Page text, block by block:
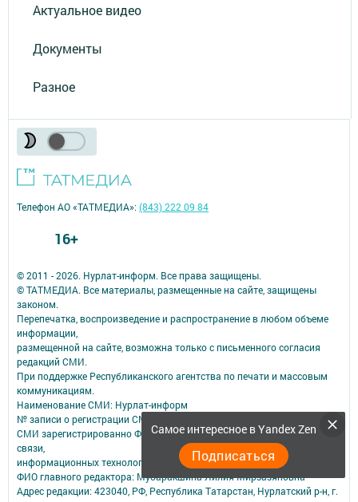
Актуальное видео
Документы
Разное
Самое интересное в Yandex Zen
Подписаться
© 2011 - 2026. Нурлат-⁠информ. Все права защищены.
© ТАТМЕДИА. Все материалы, размещенные на сайте, защищены
законом.
Перепечатка, воспроизведение и распространение в любом объеме
информации,
размещенной на сайте, возможна только с письменного согласия
редакций СМИ.
При поддержке Республиканского агентства по печати и массовым
коммуникациям.
Наименование СМИ: Нурлат-⁠информ
№ записи о регистрации СМИ, дата: ЭЛ № ФС 77 -⁠ 73782 от 05.10.2018
СМИ зарегистрированно Федеральной службой по надзору в сфере
связи,
информационных технологий и массовых коммуникаций
ФИО главного редактора: Мубаракшина Лилия Мирзазяновна
Адрес редакции: 423040, РФ, Республика Татарстан, Нурлатский р-н, г.
Телефон АО «ТАТМЕДИА»:(843) 222 09 84
16+